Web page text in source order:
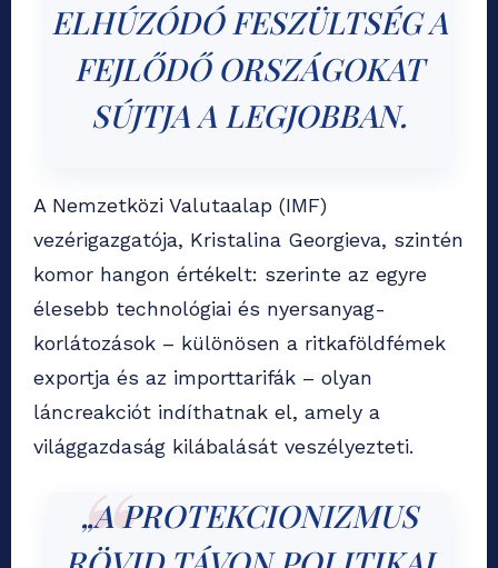
ELHÚZÓDÓ FESZÜLTSÉG A
FEJLŐDŐ ORSZÁGOKAT
SÚJTJA A LEGJOBBAN.
A Nemzetközi Valutaalap (IMF)
vezérigazgatója, Kristalina Georgieva, szintén
komor hangon értékelt: szerinte az egyre
élesebb technológiai és nyersanyag-
korlátozások – különösen a ritkaföldfémek
exportja és az importtarifák – olyan
láncreakciót indíthatnak el, amely a
világgazdaság kilábalását veszélyezteti.
„A PROTEKCIONIZMUS